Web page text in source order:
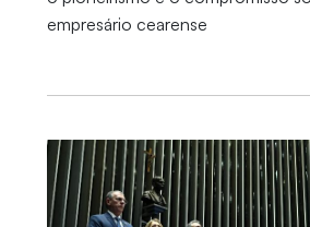
empresário cearense